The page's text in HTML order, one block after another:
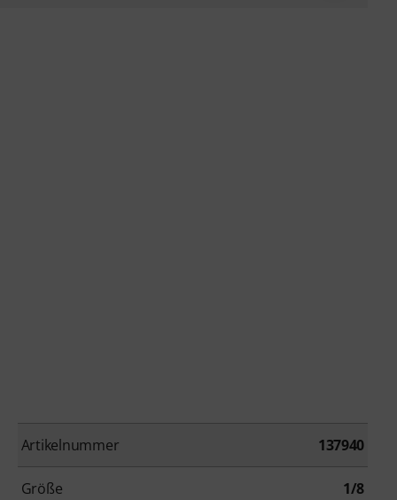
Artikelnummer 137940
Größe 1/8